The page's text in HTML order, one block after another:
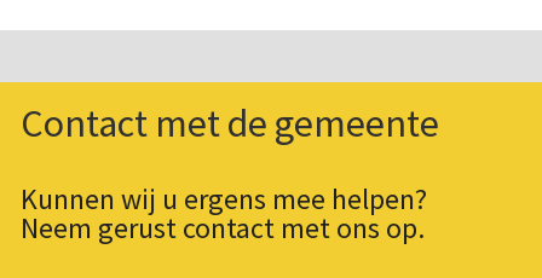
Contact met de gemeente
Kunnen wij u ergens mee helpen?
Neem gerust contact met ons op.